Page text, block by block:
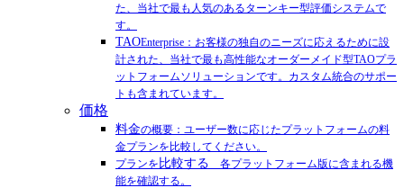
た、当社で最も人気のあるターンキー型評価システムで
す。
TAOEnterprise：お客様の独自のニーズに応えるために設
計された、当社で最も高性能なオーダーメイド型TAOプラ
ットフォームソリューションです。カスタム統合のサポー
トも含まれています。
価格
料金の概要：ユーザー数に応じたプラットフォームの料
金プランを比較してください。
プランを 比較する 各プラットフォーム版に含まれる機
能を確認する。